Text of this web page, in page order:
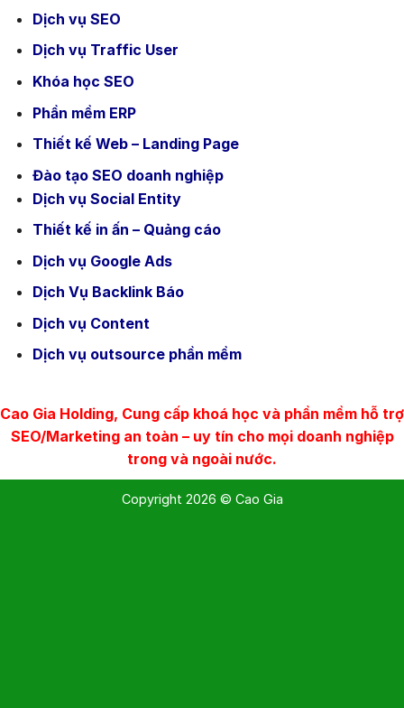
Dịch vụ SEO
Dịch vụ Traffic User
Khóa học SEO
Phần mềm ERP
Thiết kế Web – Landing Page
Đào tạo SEO doanh nghiệp
Dịch vụ Social Entity
Thiết kế in ấn – Quảng cáo
Dịch vụ Google Ads
Dịch Vụ Backlink Báo
Dịch vụ Content
Dịch vụ outsource phần mềm
Cao Gia Holding, Cung cấp khoá học và phần mềm hỗ trợ
SEO/Marketing an toàn – uy tín cho mọi doanh nghiệp
trong và ngoài nước.
Copyright 2026 © Cao Gia